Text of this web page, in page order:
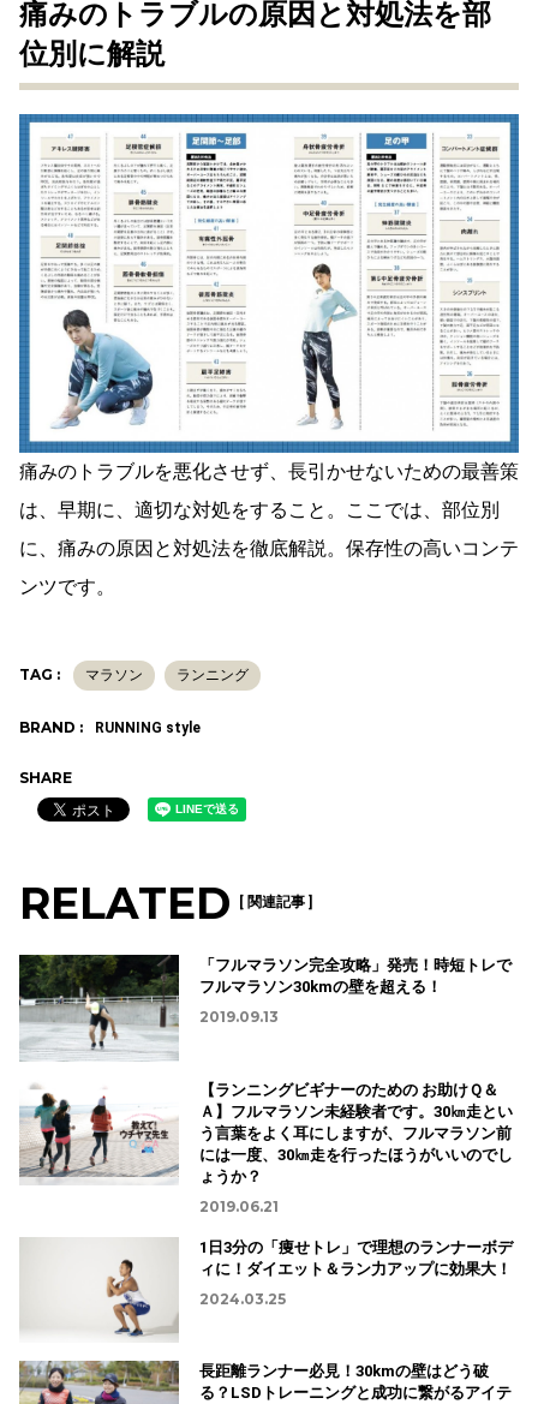
痛みのトラブルの原因と対処法を部
位別に解説
痛みのトラブルを悪化させず、長引かせないための最善策
は、早期に、適切な対処をすること。ここでは、部位別
に、痛みの原因と対処法を徹底解説。保存性の高いコンテ
ンツです。
TAG : マラソン ランニング
BRAND : RUNNING style
SHARE
RELATED [ 関連記事 ]
「フルマラソン完全攻略」発売！時短トレで
フルマラソン30kmの壁を超える！
2019.09.13
【ランニングビギナーのための お助けＱ＆
Ａ】フルマラソン未経験者です。30㎞走とい
う言葉をよく耳にしますが、フルマラソン前
には一度、30㎞走を行ったほうがいいのでし
ょうか？
2019.06.21
1日3分の「痩せトレ」で理想のランナーボデ
ィに！ダイエット＆ラン力アップに効果大！
2024.03.25
長距離ランナー必見！30kmの壁はどう破
る？LSDトレーニングと成功に繋がるアイテ